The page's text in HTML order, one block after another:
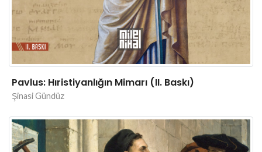
Pavlus: Hıristiyanlığın Mimarı (II. Baskı)
Şinasi Gündüz